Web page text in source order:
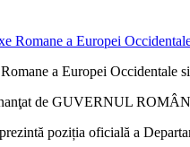
a Europei Occidentale
de GUVERNUL
poziția oficială a